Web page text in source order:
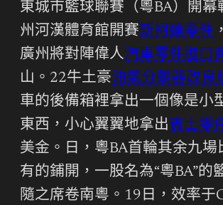
東城市籃球聯賽（粵BA）開幕
州河漢體育館開賽斯柯達零件
廣州將對陣偉人汽車零件進口
山。22牛土豪油氣分離器改良
車的後備箱裡拿出一個像是小
東西，小心翼翼地拿出賓士零
美金。日，粵BA首輪其余九場
有的鋪開，一股名為“粵BA”的
隨之席卷南粵。19日，效率于